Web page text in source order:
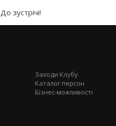
До зустрічі!
Заходи Клубу
Каталог персон
Бізнес-можливості